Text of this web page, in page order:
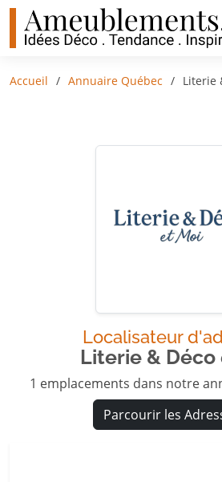
Accueil Annuaire Québec Literie
Localisateur
Literie & Déco
1 emplacements dans notre
Parcourir les